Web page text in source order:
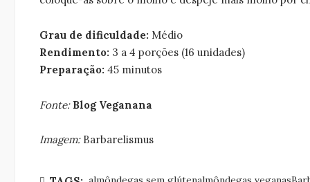
Grau de dificuldade: Médio
Rendimento: 3 a 4 porções (16 unidades)
Preparação: 45 minutos
Fonte: Blog Veganana
Imagem:Barbarelismus